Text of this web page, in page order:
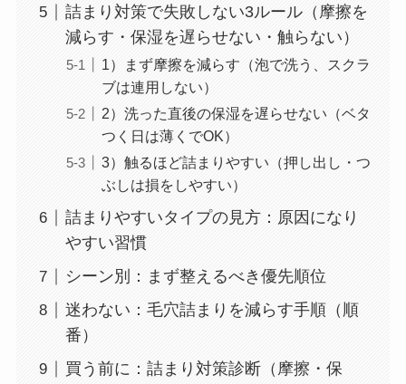
詰まり対策で失敗しない3ルール（摩擦を
減らす・保湿を遅らせない・触らない）
1）まず摩擦を減らす（泡で洗う、スクラ
ブは連用しない）
2）洗った直後の保湿を遅らせない（ベタ
つく日は薄くでOK）
3）触るほど詰まりやすい（押し出し・つ
ぶしは損をしやすい）
詰まりやすいタイプの見方：原因になり
やすい習慣
シーン別：まず整えるべき優先順位
迷わない：毛穴詰まりを減らす手順（順
番）
買う前に：詰まり対策診断（摩擦・保